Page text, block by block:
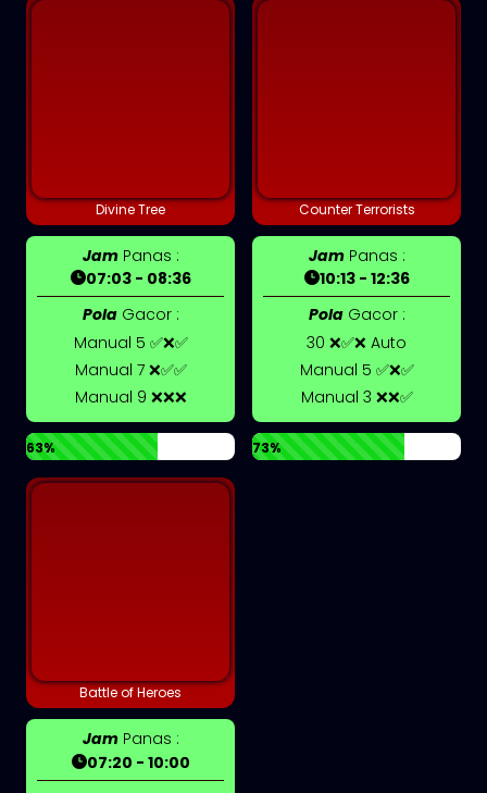
Divine Tree
JamPanas :
07:03 - 08:36
PolaGacor :
Manual 5 ✅❌✅
Manual 7 ❌✅✅
Manual 9 ❌❌❌
63%
Counter Terrorists
JamPanas :
10:13 - 12:36
PolaGacor :
30 ❌✅❌ Auto
Manual 5 ✅❌✅
Manual 3 ❌❌✅
73%
Battle of Heroes
JamPanas :
07:20 - 10:00